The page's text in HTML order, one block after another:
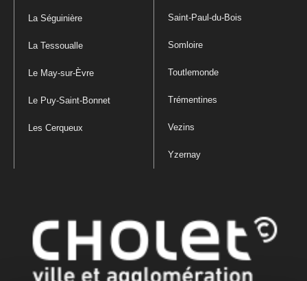
La Séguinière
La Tessoualle
Le May-sur-Èvre
Le Puy-Saint-Bonnet
Les Cerqueux
Saint-Paul-du-Bois
Somloire
Toutlemonde
Trémentines
Vezins
Yzernay